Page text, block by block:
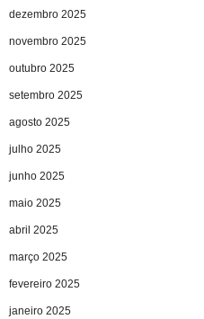
dezembro 2025
novembro 2025
outubro 2025
setembro 2025
agosto 2025
julho 2025
junho 2025
maio 2025
abril 2025
março 2025
fevereiro 2025
janeiro 2025